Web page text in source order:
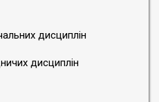
дисциплін
дисциплін